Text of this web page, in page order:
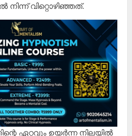
വിറ്റൊഴിഞ്ഞത്.
ഏറ്റവും ഉയര്‍ന്ന നിലയില്‍